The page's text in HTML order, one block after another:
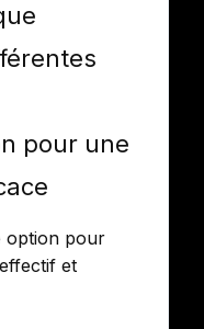
pour une
option pour
et